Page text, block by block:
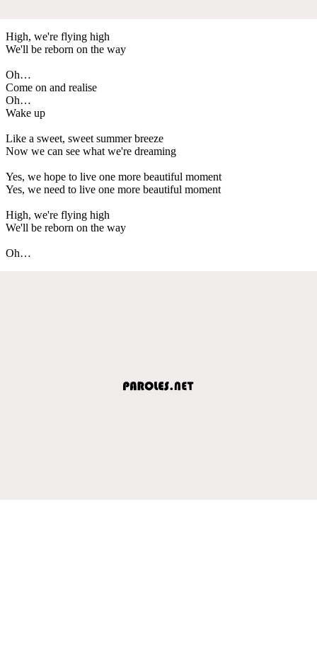
High, we're flying high
We'll be reborn on the way
Oh…
Come on and realise
Oh…
Wake up
Like a sweet, sweet summer breeze
Now we can see what we're dreaming
Yes, we hope to live one more beautiful moment
Yes, we need to live one more beautiful moment
High, we're flying high
We'll be reborn on the way
Oh…